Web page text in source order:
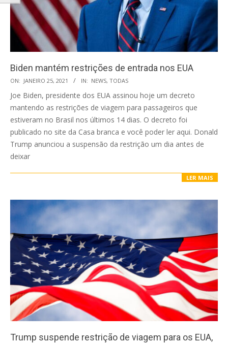
Biden mantém restrições de entrada nos EUA
2021-
01-
25
ON: JANEIRO 25, 2021 IN: NEWS, TODAS
Joe Biden, presidente dos EUA assinou hoje um decreto
mantendo as restrições de viagem para passageiros que
estiveram no Brasil nos últimos 14 dias. O decreto foi
publicado no site da Casa branca e você poder ler aqui. Donald
Trump anunciou a suspensão da restrição um dia antes de
deixar
LER MAIS
Trump suspende restrição de viagem para os EUA,